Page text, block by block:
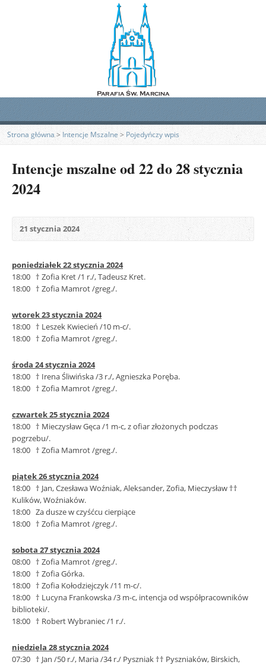
Strona główna> Intencje Mszalne> Pojedyńczy wpis
Intencje mszalne od 22 do 28 stycznia
2024
21 stycznia 2024
poniedziałek 22 stycznia 2024
18:00 † Zofia Kret /1 r./, Tadeusz Kret.
18:00 † Zofia Mamrot /greg./.
wtorek 23 stycznia 2024
18:00 † Leszek Kwiecień /10 m-c/.
18:00 † Zofia Mamrot /greg./.
środa 24 stycznia 2024
18:00 † Irena Śliwińska /3 r./, Agnieszka Poręba.
18:00 † Zofia Mamrot /greg./.
czwartek 25 stycznia 2024
18:00 † Mieczysław Gęca /1 m-c, z ofiar złożonych podczas
pogrzebu/.
18:00 † Zofia Mamrot /greg./.
piątek 26 stycznia 2024
18:00 † Jan, Czesława Woźniak, Aleksander, Zofia, Mieczysław ††
Kulików, Woźniaków.
18:00 Za dusze w czyśćcu cierpiące
18:00 † Zofia Mamrot /greg./.
sobota 27 stycznia 2024
08:00 † Zofia Mamrot /greg./.
18:00 † Zofia Górka.
18:00 † Zofia Kołodziejczyk /11 m-c/.
18:00 † Lucyna Frankowska /3 m-c, intencja od współpracowników
biblioteki/.
18:00 † Robert Wybraniec /1 r./.
niedziela 28 stycznia 2024
07:30 † Jan /50 r./, Maria /34 r./ Pyszniak †† Pyszniaków, Birskich,